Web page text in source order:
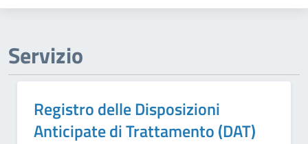
Servizio
Registro delle Disposizioni
Anticipate di Trattamento (DAT)